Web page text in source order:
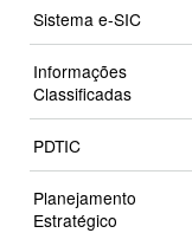
Sistema e-SIC
Informações
Classificadas
PDTIC
Planejamento
Estratégico